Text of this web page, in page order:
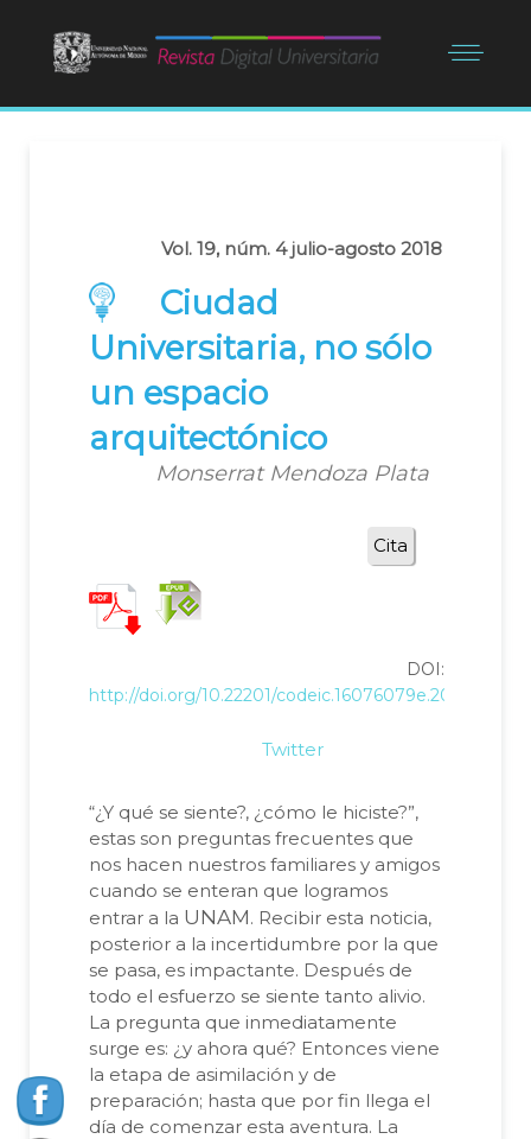
Vol. 19, núm. 4 julio-agosto 2018
Ciudad
Universitaria, no sólo
un espacio
arquitectónico
Monserrat Mendoza Plata
Cita
DOI:
http://doi.org/10.22201/
Twitter
“¿Y qué se siente?, ¿cómo le hiciste?”,
estas son preguntas frecuentes que
nos hacen nuestros familiares y amigos
cuando se enteran que logramos
entrar a la UNAM. Recibir esta noticia,
posterior a la incertidumbre por la que
se pasa, es impactante. Después de
todo el esfuerzo se siente tanto alivio.
La pregunta que inmediatamente
surge es: ¿y ahora qué? Entonces viene
la etapa de asimilación y de
preparación; hasta que por fin llega el
día de comenzar esta aventura. La